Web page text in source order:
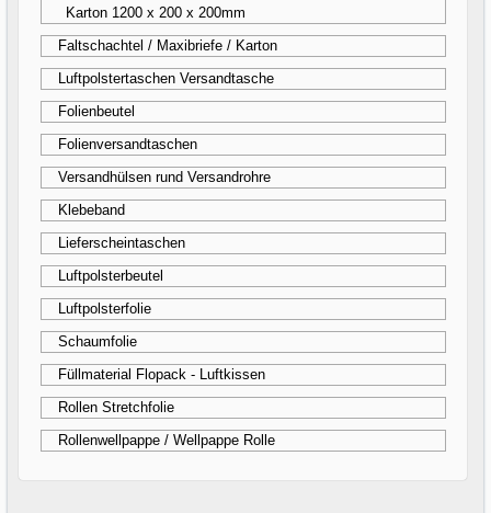
Karton 1200 x 200 x 200mm
Faltschachtel / Maxibriefe / Karton
Luftpolstertaschen Versandtasche
Folienbeutel
Folienversandtaschen
Versandhülsen rund Versandrohre
Klebeband
Lieferscheintaschen
Luftpolsterbeutel
Luftpolsterfolie
Schaumfolie
Füllmaterial Flopack - Luftkissen
Rollen Stretchfolie
Rollenwellpappe / Wellpappe Rolle